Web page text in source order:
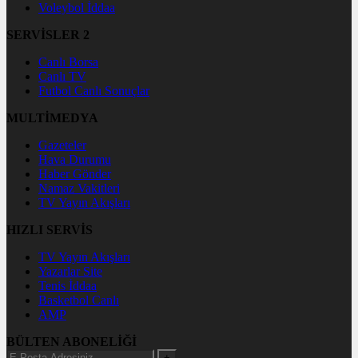
Voleybol İddaa
SERVİSLER 2
Canlı Borsa
Canlı TV
Futbol Canlı Sonuçlar
MULTİMEDYA
Gazeteler
Hava Durumu
Haber Gönder
Namaz Vakitleri
TV Yayın Akışları
HIZLI SERVİS
TV Yayın Akışları
Yazarlar Site
Tenis İddaa
Basketbol Canlı
AMP
BÜLTEN ABONELİĞİ